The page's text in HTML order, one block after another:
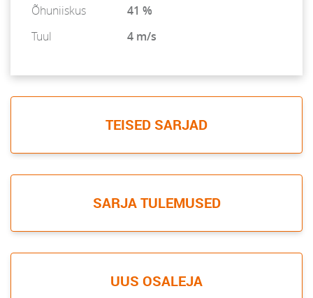
Õhuniiskus
41 %
Tuul
4 m/s
TEISED SARJAD
SARJA TULEMUSED
UUS OSALEJA